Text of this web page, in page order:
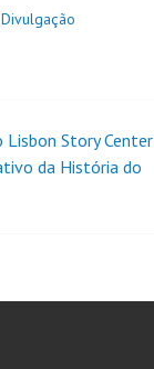
Divulgação
Story Center
da História do